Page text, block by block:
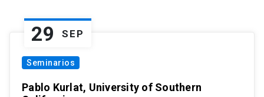
29 SEP
Seminarios
Pablo Kurlat, University of Southern